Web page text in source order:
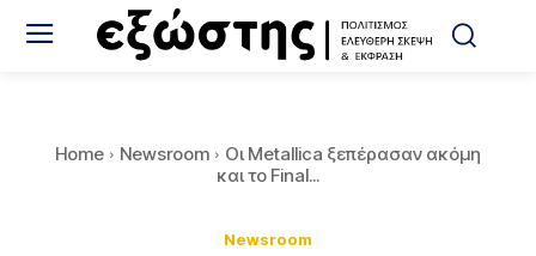
Home Newsroom
Οι Metallica ξεπέρασαν ακόμη
και το Final...
Newsroom